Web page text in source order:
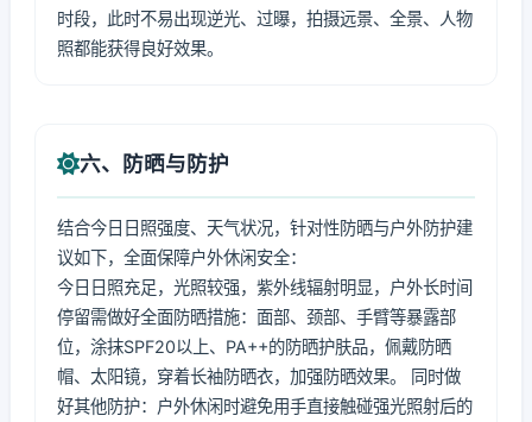
时段，此时不易出现逆光、过曝，拍摄远景、全景、人物
照都能获得良好效果。
六、防晒与防护
结合今日日照强度、天气状况，针对性防晒与户外防护建
议如下，全面保障户外休闲安全：
今日日照充足，光照较强，紫外线辐射明显，户外长时间
停留需做好全面防晒措施：面部、颈部、手臂等暴露部
位，涂抹SPF20以上、PA++的防晒护肤品，佩戴防晒
帽、太阳镜，穿着长袖防晒衣，加强防晒效果。 同时做
好其他防护：户外休闲时避免用手直接触碰强光照射后的